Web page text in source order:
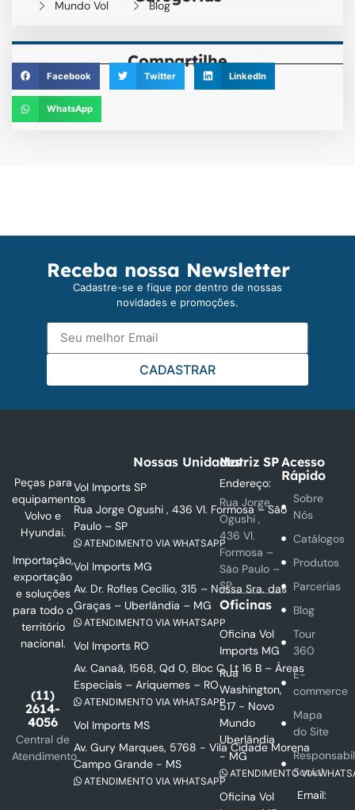
Mundo Vol Blog
Compartilhe
Facebook Twitter LinkedIn
WhatsApp
Receba nossa Newsletter
Cadastre-se e fique por dentro de nossas
novidades e promoções.
CADASTRAR
Peças para
equipamentos
Volvo e
Hyundai.
Importação,
exportação
e soluções
para todo o
território
nacional.
(11)
2614-
4056
Central de
Atendimento
Nossas Unidades
Vol Imports SP
Rua Jorge Ogushi , 436 Vl. Formosa – São
Paulo – SP
ATENDIMENTO VIA WHATSAPP
Vol Imports MG
Av. Dr. Rofles Cecílio, 315 – Nossa Sra. das
Graças – Uberlândia – MG
ATENDIMENTO VIA WHATSAPP
Vol Imports RO
Av. Canaã, 1568, Qd 0, Bloc C, Lt 16 B – Áreas
Especiais – Ariquemes – RO
ATENDIMENTO VIA WHATSAPP
Vol Imports MS
Av. Gury Marques, 5768 - Vila Cidade Morena
Campo Grande - MS
ATENDIMENTO VIA WHATSAPP
Matriz SP
Endereço:
Rua Jorge
Ogushi ,
436 Vl.
Formosa –
São Paulo –
SP
Oficinas
Oficina Vol
Imports MG
Rua
Washington,
517 - Novo
Mundo
Uberlândia
- MG
ATENDIMENTO VIA
Oficina Vol
Acesso
Rápido
Sobre
Nós
Catálogos
Produtos
Parcerias
Blog
Tour
360
E-
commerce
Mapa
do Site
Social
Email: